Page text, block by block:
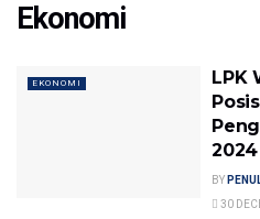
Ekonomi
EKONOMI
LPK
2024
BY
30